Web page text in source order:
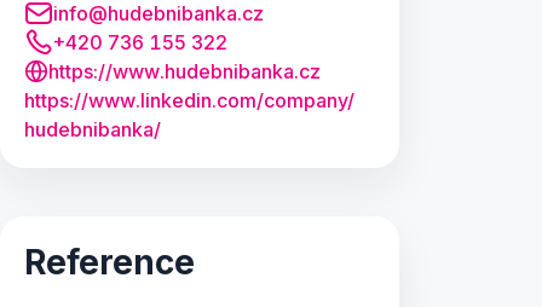
info@hudebnibanka.cz
+420 736 155 322
https://www.hudebnibanka.cz
https://www.linkedin.com/company/
hudebnibanka/
Reference